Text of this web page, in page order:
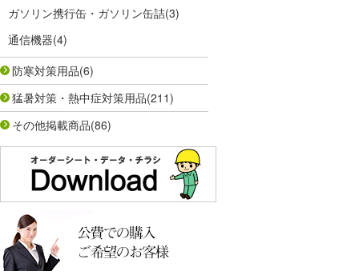
ガソリン携行缶・ガソリン缶詰(3)
通信機器(4)
防寒対策用品(6)
猛暑対策・熱中症対策用品(211)
その他掲載商品(86)